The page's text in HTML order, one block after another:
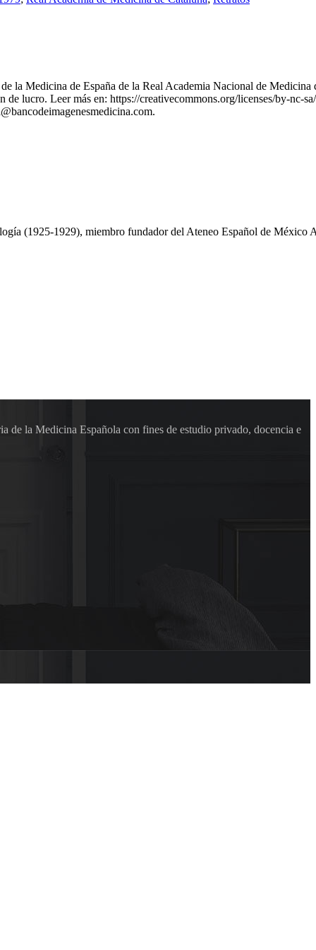
la Medicina de España de la Real Academia Nacional de Medicina
lucro. Leer más en: https://creativecommons.org/licenses/by-nc-
(1925-1929), miembro fundador del Ateneo Español de México
de la Medicina Española con fines de estudio privado, docencia e